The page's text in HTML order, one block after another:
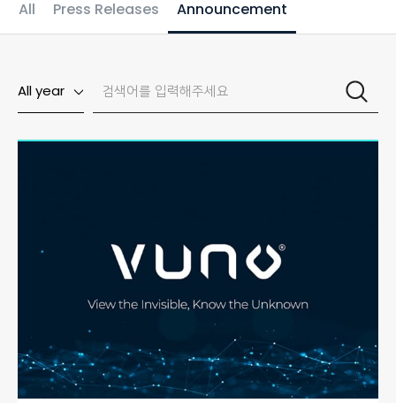
All Press Releases Announcement
All year